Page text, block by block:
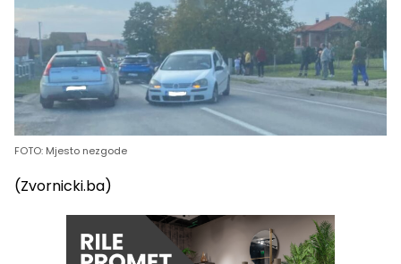
FOTO: Mjesto nezgode
(Zvornicki.ba)